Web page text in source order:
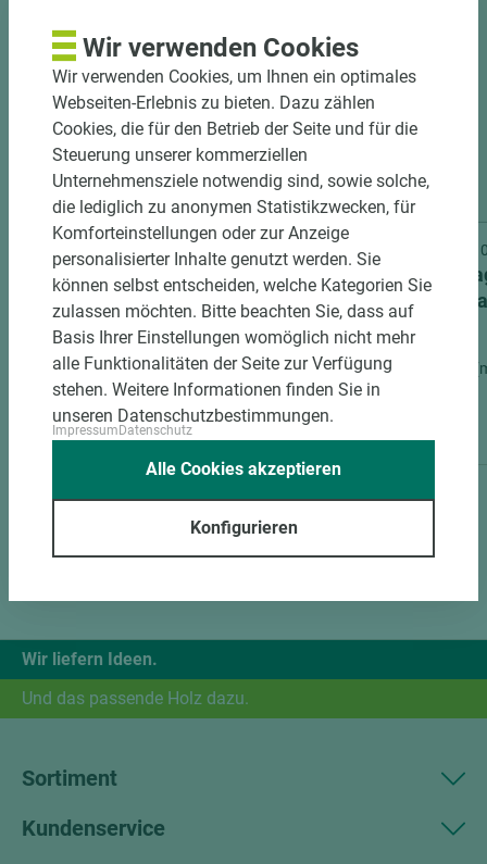
2 weitere Varianten
Art.-Nr. 07000001001
Westag Zubehör GetaCore
Spezialklebepistole
Länge (mm)
400
Breite (mm)
400
Stärke (mm)
100
Art.-Nr.
Länge
Wir liefern Ideen.
Und das passende Holz dazu.
Sortiment
Kundenservice
Wir verwenden Cookies
Wir verwenden Cookies, um Ihnen ein optimales
Webseiten-Erlebnis zu bieten. Dazu zählen
Cookies, die für den Betrieb der Seite und für die
Steuerung unserer kommerziellen
Unternehmensziele notwendig sind, sowie solche,
die lediglich zu anonymen Statistikzwecken, für
Komforteinstellungen oder zur Anzeige
personalisierter Inhalte genutzt werden. Sie
können selbst entscheiden, welche Kategorien Sie
zulassen möchten. Bitte beachten Sie, dass auf
Basis Ihrer Einstellungen womöglich nicht mehr
alle Funktionalitäten der Seite zur Verfügung
stehen. Weitere Informationen finden Sie in
unseren Datenschutzbestimmungen.
ImpressumDatenschutz
Konfigurieren
Alle Cookies akzeptieren